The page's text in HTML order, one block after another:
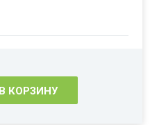
В КОРЗИНУ